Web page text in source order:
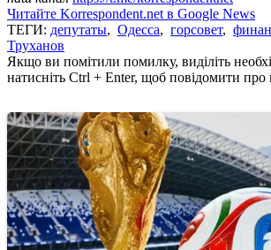
Читайте Korrespondent.net в Google News
ТЕГИ: депутаты, Одесса, горсовет,
Труханов
Якщо ви помітили помилку, виділіть
натисніть Ctrl + Enter, щоб повідомити про